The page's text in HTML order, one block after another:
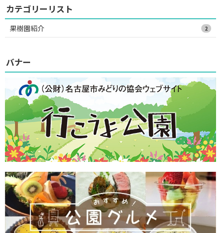
カテゴリーリスト
果樹園紹介 2
バナー